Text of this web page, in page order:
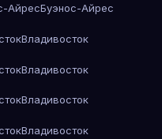
АйресБуэнос-Айрес
Владивосток
Владивосток
Владивосток
Владивосток